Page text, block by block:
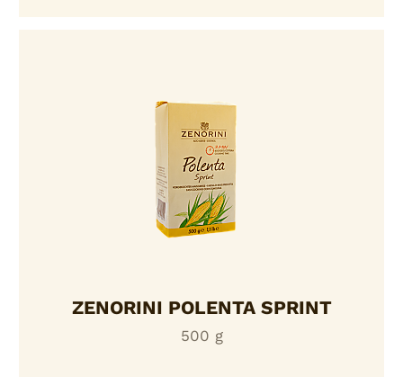
ZENORINI POLENTA SPRINT
500 g